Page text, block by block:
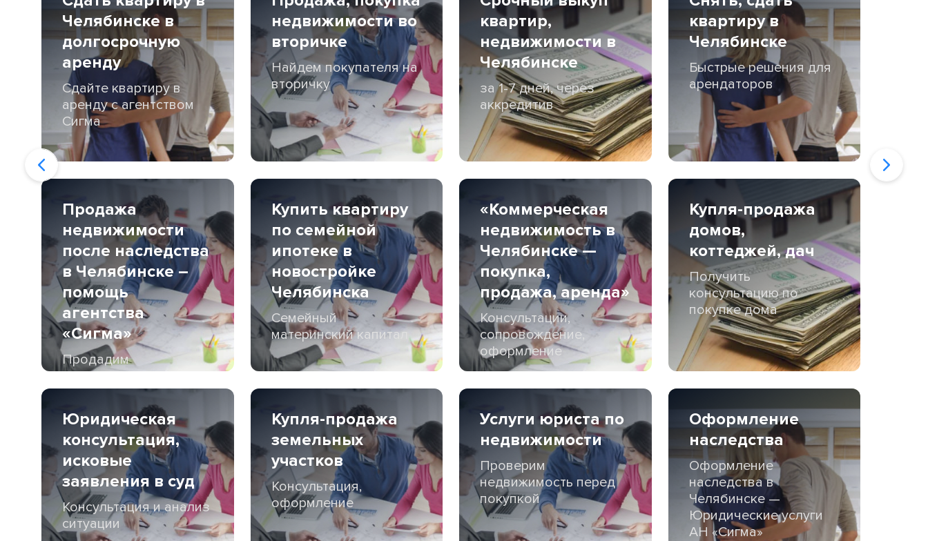
Челябинске в
долгосрочную
аренду
Сдайте квартиру в
аренду с агентством
Сигма
недвижимости во
вторичке
Найдем покупателя на
вторичку
квартир,
недвижимости в
Челябинске
за 1-7 дней, через
аккредитив
квартиру в
Челябинске
Быстрые решения для
арендаторов
Продажа
недвижимости
после наследства
в Челябинске –
помощь
агентства
«Сигма»
Продадим
недвижимость после
наследства
Купить квартиру
по семейной
ипотеке в
новостройке
Челябинска
Семейный
материнский капитал
«Коммерческая
недвижимость в
Челябинске —
покупка,
продажа, аренда»
Консультации,
сопровождение,
оформление
Купля-продажа
домов,
коттеджей, дач
Получить
консультацию по
покупке дома
Юридическая
консультация,
исковые
заявления в суд
Консультация и анализ
ситуации
Купля-продажа
земельных
участков
Консультация,
оформление
Услуги юриста по
недвижимости
Проверим
недвижимость перед
покупкой
Оформление
наследства
Оформление
наследства в
Челябинске —
Юридические услуги
АН «Сигма»